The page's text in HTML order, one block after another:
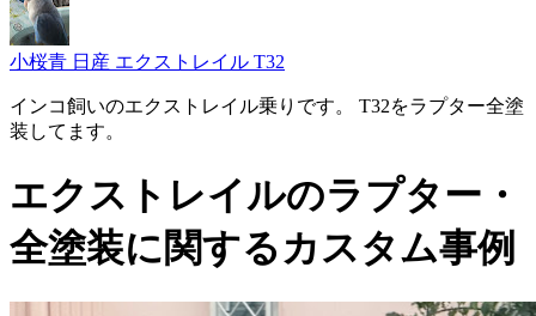
小桜青 日産 エクストレイル T32
インコ飼いのエクストレイル乗りです。 T32をラプター全塗
装してます。
エクストレイルのラプター・
全塗装に関するカスタム事例